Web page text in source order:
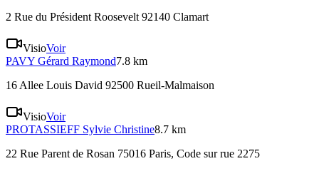
2 Rue du Président Roosevelt 92140 Clamart
VisioVoir
PAVY Gérard Raymond7.8 km
16 Allee Louis David 92500 Rueil-Malmaison
VisioVoir
PROTASSIEFF Sylvie Christine8.7 km
22 Rue Parent de Rosan 75016 Paris, Code sur rue 2275